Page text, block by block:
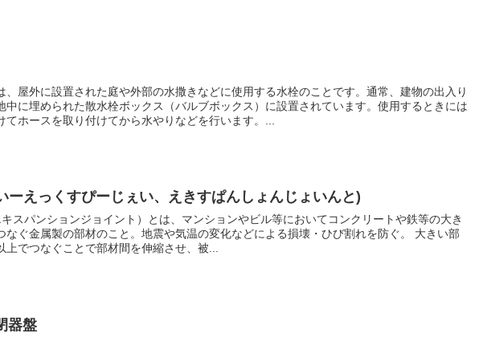
、屋外に設置された庭や外部の水撒きなどに使用する水栓のことです。通常、建物の出入り
中に埋められた散水栓ボックス（バルブボックス）に設置されています。使用するときには
てホースを取り付けてから水やりなどを行います。...
ーえっくすぴーじぇい、えきすぱんしょんじょいんと)
キスパンションジョイント）とは、マンションやビル等においてコンクリートや鉄等の大き
ぐ金属製の部材のこと。地震や気温の変化などによる損壊・ひび割れを防ぐ。 大きい部
上でつなぐことで部材間を伸縮させ、被...
器盤